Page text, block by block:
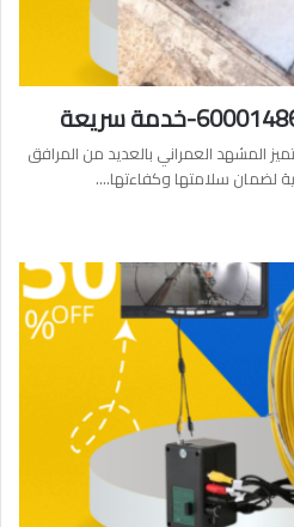
المشهد العمراني بالعديد من المرافق
لضمان سلامتها وكفاءتها.…